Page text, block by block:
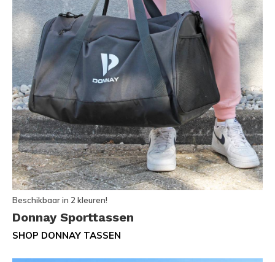
Beschikbaar in 2 kleuren!
Donnay Sporttassen
SHOP DONNAY TASSEN